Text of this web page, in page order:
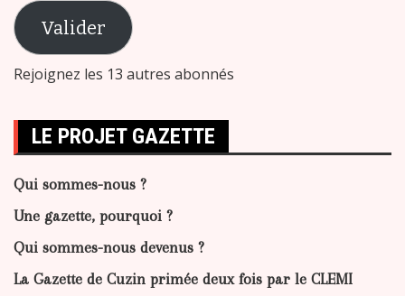
mail
Valider
Rejoignez les 13 autres abonnés
LE PROJET GAZETTE
Qui sommes-nous ?
Une gazette, pourquoi ?
Qui sommes-nous devenus ?
La Gazette de Cuzin primée deux fois par le CLEMI